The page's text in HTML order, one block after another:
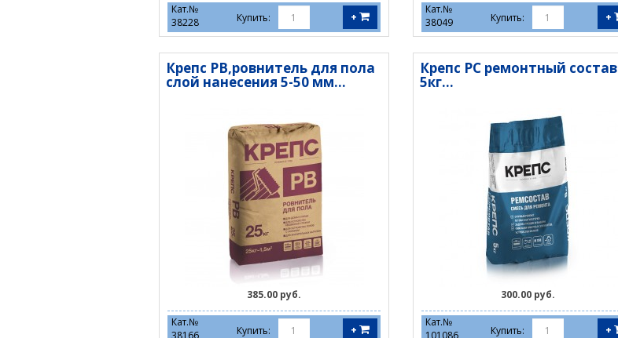
Кат.№
38228
Купить: +
Кат.№
38049
Купить: +
Крепс РВ,ровнитель для пола
слой нанесения 5-50 мм...
385.00 руб.
Кат.№
38166
Купить: +
Крепс РС ремонтный состав
5кг...
300.00 руб.
Кат.№
101086
Купить: +